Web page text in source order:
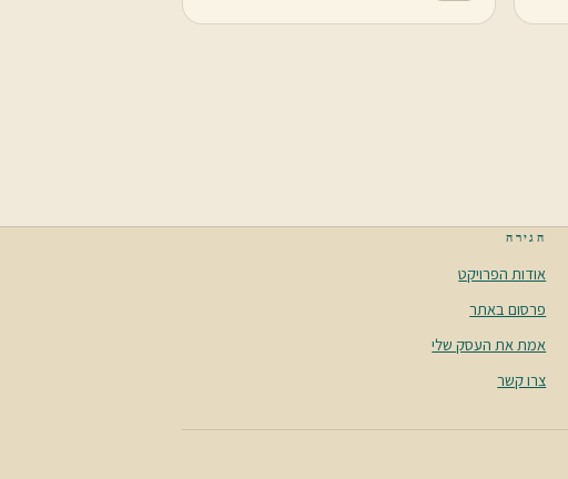
הגירה
אודות הפרויקט
פרסום באתר
אמת את העסק שלי
צרו קשר